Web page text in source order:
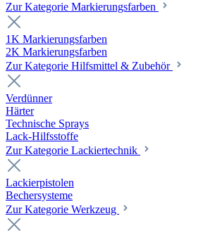
Zur Kategorie Markierungsfarben
1K Markierungsfarben
2K Markierungsfarben
Zur Kategorie Hilfsmittel & Zubehör
Verdünner
Härter
Technische Sprays
Lack-Hilfsstoffe
Zur Kategorie Lackiertechnik
Lackierpistolen
Bechersysteme
Zur Kategorie Werkzeug